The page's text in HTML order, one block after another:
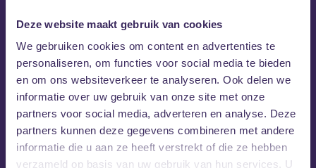
Deze website maakt gebruik van cookies
We gebruiken cookies om content en advertenties te
personaliseren, om functies voor social media te bieden
en om ons websiteverkeer te analyseren. Ook delen we
informatie over uw gebruik van onze site met onze
partners voor social media, adverteren en analyse. Deze
partners kunnen deze gegevens combineren met andere
informatie die u aan ze heeft verstrekt of die ze hebben
verzameld op basis van uw gebruik van hun services. U